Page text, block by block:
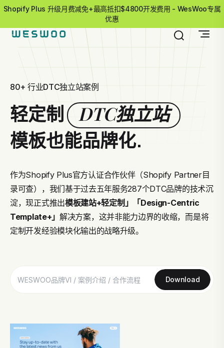
Shopify Plus 升级月费减免+最高抵扣$4800开发费用 - WesWoo专属
优惠
80+ 行业DTC独立站案例
轻定制 DTC独立站
模板也能品牌化.
作为Shopify Plus官方认证合作伙伴（Shopify Partner目
录可查），我们基于过去五年服务287个DTC品牌的技术沉
淀，现正式推出模板建站+轻定制」
「Design-Centric
Template+」 解决方案，这并非能力边界的收缩，而是将
定制开发经验模块化输出的战略升级。
Download